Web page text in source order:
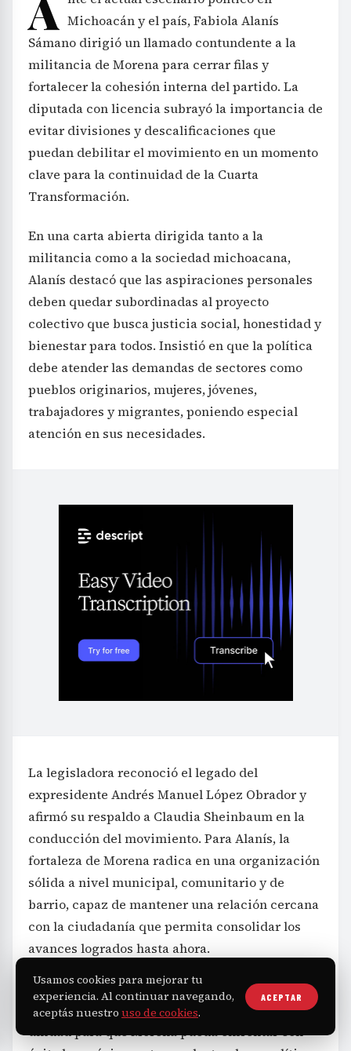
Michoacán y el país, Fabiola Alanís
Sámano dirigió un llamado contundente a la
militancia de Morena para cerrar filas y
fortalecer la cohesión interna del partido. La
diputada con licencia subrayó la importancia de
evitar divisiones y descalificaciones que
puedan debilitar el movimiento en un momento
clave para la continuidad de la Cuarta
Transformación.
En una carta abierta dirigida tanto a la
militancia como a la sociedad michoacana,
Alanís destacó que las aspiraciones personales
deben quedar subordinadas al proyecto
colectivo que busca justicia social, honestidad y
bienestar para todos. Insistió en que la política
debe atender las demandas de sectores como
pueblos originarios, mujeres, jóvenes,
trabajadores y migrantes, poniendo especial
atención en sus necesidades.
La legisladora reconoció el legado del
expresidente Andrés Manuel López Obrador y
afirmó su respaldo a Claudia Sheinbaum en la
conducción del movimiento. Para Alanís, la
fortaleza de Morena radica en una organización
sólida a nivel municipal, comunitario y de
barrio, capaz de mantener una relación cercana
con la ciudadanía que permita consolidar los
avances logrados hasta ahora.
Con un llamado a la madurez política, la
exdiputada exhortó a actuar con respeto y
unidad para que Morena pueda enfrentar con
Usamos cookies para mejorar tu
experiencia. Al continuar navegando,
aceptás nuestro uso de cookies.
ACEPTAR